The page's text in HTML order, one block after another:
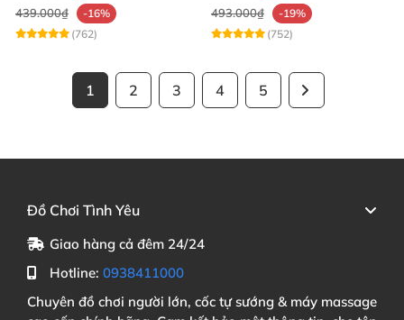
439.000₫
-16%
(762)
493.000₫
-19%
(752)
1 2 3 4 5
Đồ Chơi Tình Yêu
Giao hàng cả đêm 24/24
Hotline: 0938411000
Chuyên đồ chơi người lớn, cốc tự sướng & máy massage